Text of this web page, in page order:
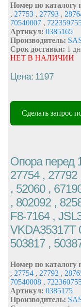
Номер по каталогу
, 27753 , 27793 ,
70540007 ,
Артикул: 0385165
Производитель:
Срок доставки: 1
НЕТ В НАЛИЧИИ
Цена: 1197
Сделать запрос
Опора перед
27754 ,
, 52060 ,
, 802092 ,
F8-7164 ,
VKDA35317T
503817 ,
Номер по каталогу
, 27754 , 27792 ,
70540008 ,
Артикул: 0385175
Производитель: